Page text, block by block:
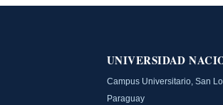
UNIVERSIDAD
Campus Universitario, San
Paraguay